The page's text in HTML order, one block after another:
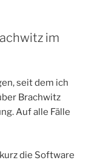
im
seit dem ich
Brachwitz
Auf alle Fälle
die Software